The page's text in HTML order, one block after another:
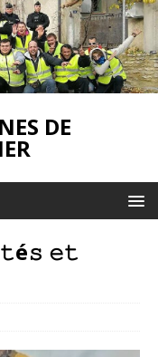
DE
𝚎𝚝